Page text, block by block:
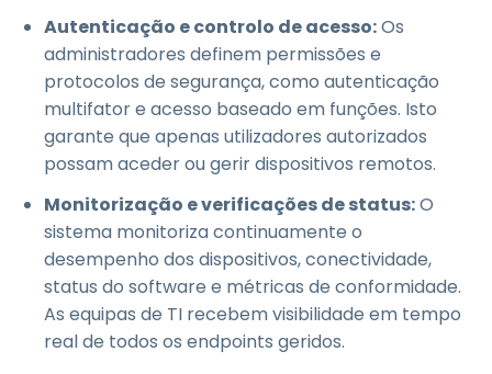
Autenticação e controlo de acesso:Os
administradores definem permissões e
protocolos de segurança, como autenticação
multifator e acesso baseado em funções. Isto
garante que apenas utilizadores autorizados
possam aceder ou gerir dispositivos remotos.
Monitorização e verificações de status:O
sistema monitoriza continuamente o
desempenho dos dispositivos, conectividade,
status do software e métricas de conformidade.
As equipas de TI recebem visibilidade em tempo
real de todos os endpoints geridos.